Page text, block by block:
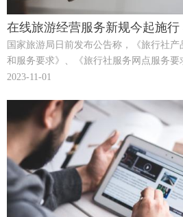
在线旅游经营服务新规今起施行
国家旅游局日前发布公告称，《旅行社
和服务要求》、《旅行社服务网点服务要
获批，将于7月1日起实施。其中第一项新
备受关注。
2023-11-01